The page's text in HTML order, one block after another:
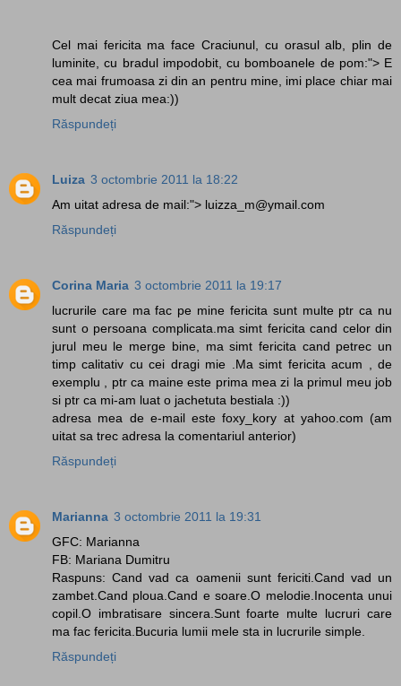
Cel mai fericita ma face Craciunul, cu orasul alb, plin de
luminite, cu bradul impodobit, cu bomboanele de pom:"> E
cea mai frumoasa zi din an pentru mine, imi place chiar mai
mult decat ziua mea:))
Răspundeți
Luiza 3 octombrie 2011 la 18:22
Am uitat adresa de mail:"> luizza_m@ymail.com
Răspundeți
Corina Maria 3 octombrie 2011 la 19:17
lucrurile care ma fac pe mine fericita sunt multe ptr ca nu
sunt o persoana complicata.ma simt fericita cand celor din
jurul meu le merge bine, ma simt fericita cand petrec un
timp calitativ cu cei dragi mie .Ma simt fericita acum , de
exemplu , ptr ca maine este prima mea zi la primul meu job
si ptr ca mi-am luat o jachetuta bestiala :))
adresa mea de e-mail este foxy_kory at yahoo.com (am
uitat sa trec adresa la comentariul anterior)
Răspundeți
Marianna 3 octombrie 2011 la 19:31
GFC: Marianna
FB: Mariana Dumitru
Raspuns: Cand vad ca oamenii sunt fericiti.Cand vad un
zambet.Cand ploua.Cand e soare.O melodie.Inocenta unui
copil.O imbratisare sincera.Sunt foarte multe lucruri care
ma fac fericita.Bucuria lumii mele sta in lucrurile simple.
Răspundeți